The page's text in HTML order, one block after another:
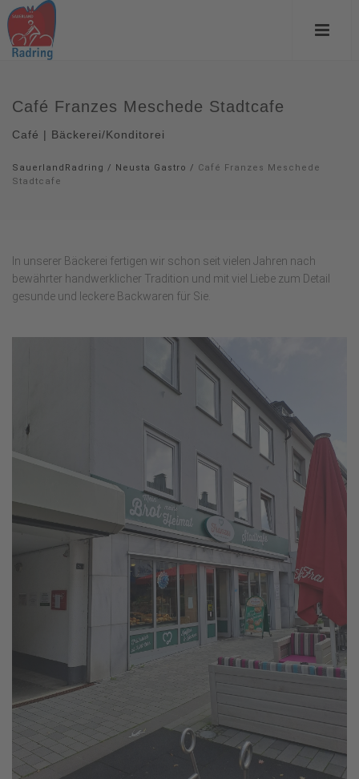
Café Franzes Meschede Stadtcafe
Café | Bäckerei/Konditorei
SauerlandRadring / Neusta Gastro / Café Franzes Meschede
Stadtcafe
In unserer Bäckerei fertigen wir schon seit vielen Jahren nach
bewährter handwerklicher Tradition und mit viel Liebe zum Detail
gesunde und leckere Backwaren für Sie.